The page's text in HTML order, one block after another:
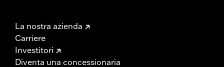
La nostra azienda
Carriere
Investitori
Diventa una concessionaria